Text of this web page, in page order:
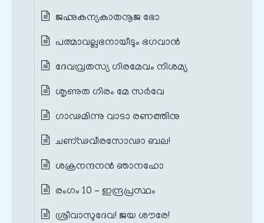
ജഹ്നുകന്യകാതനൂജ ഭോ
പത്മാവല്ലഭനായീടും ഭഗവാൻ
ദേവവ്രതസ്യ ഗിരമേവം നിശമ്യ
ശൃണുത ഗിരം മേ സർവേ
ഗാഢമിന്നു വാടാ രണത്തിനു
ചണ്ഢവീരസോഢാ ബല!
ശക്രനന്ദനൻ ഞാനഹോ
രംഗം 10 – ഇന്ദ്രപ്രസ്ഥം
ശ്രീവാസുദേവ! ജയ ശൗരേ!